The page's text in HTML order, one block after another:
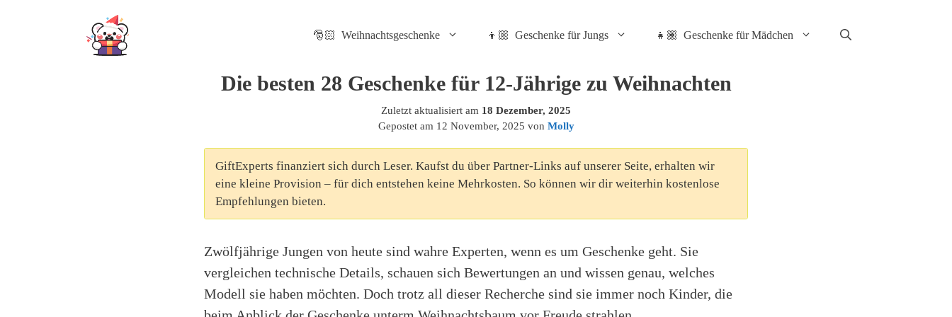
🎅🏻 Weihnachtsgeschenke 👦🏼 Geschenke für Jungs 👧🏽 Geschenke für Mädchen
Die besten 28 Geschenke für 12-Jährige zu Weihnachten
Zuletzt aktualisiert am 18 Dezember, 2025
Gepostet am 12 November, 2025 von Molly
GiftExperts finanziert sich durch Leser. Kaufst du über Partner-Links auf unserer Seite, erhalten wir
eine kleine Provision – für dich entstehen keine Mehrkosten. So können wir dir weiterhin kostenlose
Empfehlungen bieten.
Zwölfjährige Jungen von heute sind wahre Experten, wenn es um Geschenke geht. Sie
vergleichen technische Details, schauen sich Bewertungen an und wissen genau, welches
Modell sie haben möchten. Doch trotz all dieser Recherche sind sie immer noch Kinder, die